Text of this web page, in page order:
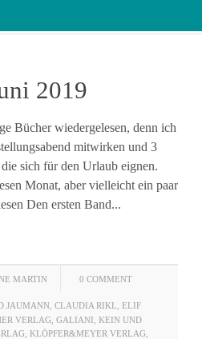
2019
Bücher wiedergelesen, denn ich
mitwirken und 3
sich für den Urlaub eignen.
Monat, aber vielleicht ein paar
Den ersten Band...
MARTIN 0 COMMENT
JAUMANN CLAUDIA RIKL ELIF
VERLAG GALIANI KEIN UND
KLÖPFER&MEYER VERLAG